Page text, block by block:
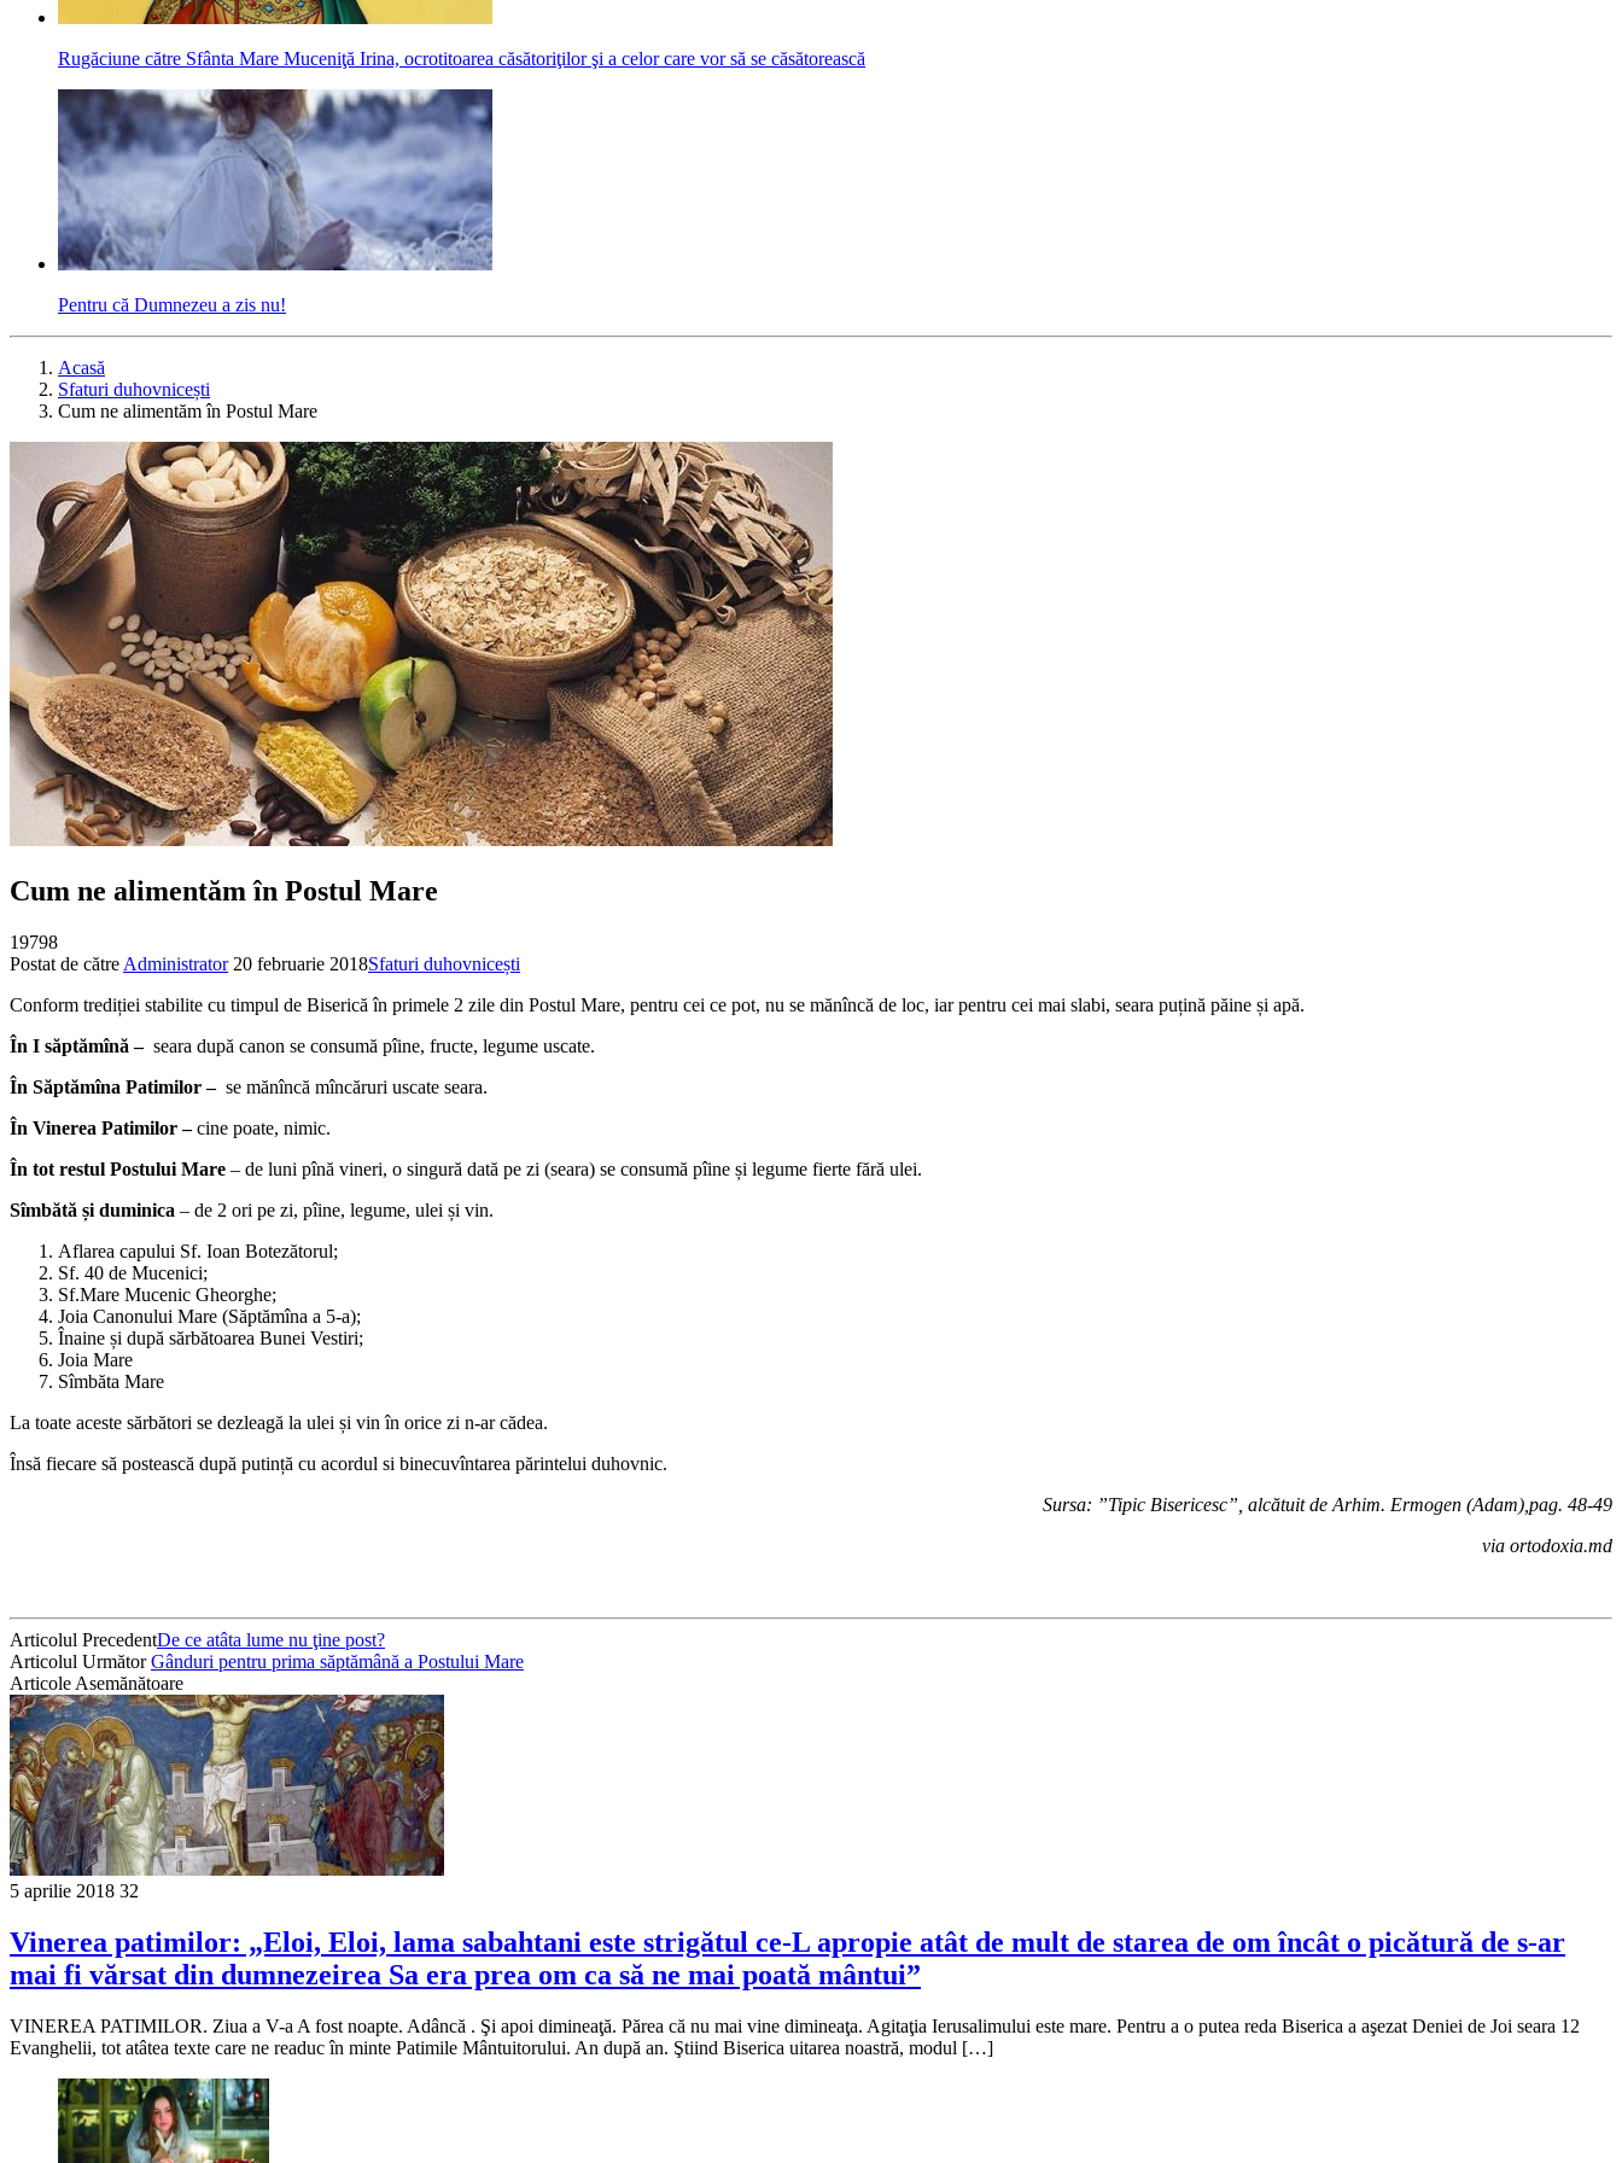
Rugăciune către Sfânta Mare Muceniţă Irina, ocrotitoarea căsătoriţilor şi a celor care vor să se căsătorească
Pentru că Dumnezeu a zis nu!
Acasă
Sfaturi duhovnicești
Cum ne alimentăm în Postul Mare
Cum ne alimentăm în Postul Mare
19798
Postat de către Administrator 20 februarie 2018Sfaturi duhovnicești
Conform trediției stabilite cu timpul de Biserică în primele 2 zile din Postul Mare, pentru cei ce pot, nu se mănîncă de loc, iar pentru cei mai slabi, seara puțină păine și apă.
În I săptămînă – seara după canon se consumă pîine, fructe, legume uscate.
În Săptămîna Patimilor – se mănîncă mîncăruri uscate seara.
În Vinerea Patimilor –cine poate, nimic.
În tot restul Postului Mare – de luni pînă vineri, o singură dată pe zi (seara) se consumă pîine și legume fierte fără ulei.
Sîmbătă și duminica – de 2 ori pe zi, pîine, legume, ulei și vin.
Aflarea capului Sf. Ioan Botezătorul;
Sf. 40 de Mucenici;
Sf.Mare Mucenic Gheorghe;
Joia Canonului Mare (Săptămîna a 5-a);
Înaine și după sărbătoarea Bunei Vestiri;
Joia Mare
Sîmbăta Mare
La toate aceste sărbători se dezleagă la ulei și vin în orice zi n-ar cădea.
Însă fiecare să postească după putință cu acordul si binecuvîntarea părintelui duhovnic.
Sursa: ”Tipic Bisericesc”, alcătuit de Arhim. Ermogen (Adam),pag. 48-49
via ortodoxia.md
Articolul PrecedentDe ce atâta lume nu ţine post?
Articolul UrmătorGânduri pentru prima săptămână a Postului Mare
Articole Asemănătoare
5 aprilie 2018 32
Vinerea patimilor: „Eloi, Eloi, lama sabahtani este strigătul ce-L apropie atât de mult de starea de om încât o picătură de s-ar
mai fi vărsat din dumnezeirea Sa era prea om ca să ne mai poată mântui”
VINEREA PATIMILOR. Ziua a V-a A fost noapte. Adâncă . Şi apoi dimineaţă. Părea că nu mai vine dimineaţa. Agitaţia Ierusalimului este mare. Pentru a o putea reda Biserica a aşezat Deniei de Joi seara 12
Evanghelii, tot atâtea texte care ne readuc în minte Patimile Mântuitorului. An după an. Ştiind Biserica uitarea noastră, modul […]